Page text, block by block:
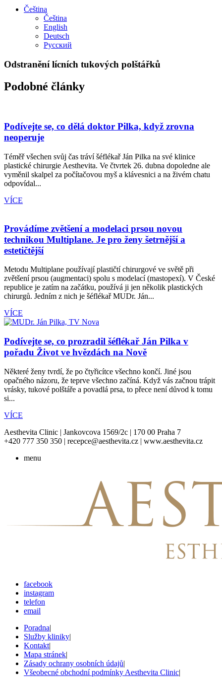
Čeština
Čeština
English
Deutsch
Русский
Odstranění lícních tukových polštářků
Podobné články
Podívejte se, co dělá doktor Pilka, když zrovna
neoperuje
Téměř všechen svůj čas tráví šéflékař Ján Pilka na své klinice
plastické chirurgie Aesthevita. Ve čtvrtek 26. dubna dopoledne ale
vyměnil skalpel za počítačovou myš a klávesnici a na živém chatu
odpovídal...
VÍCE
Provádíme zvětšení a modelaci prsou novou
technikou Multiplane. Je pro ženy šetrnější a
estetičtější
Metodu Multiplane používají plastičtí chirurgové ve světě při
zvětšení prsou (augmentaci) spolu s modelací (mastopexí). V České
republice je zatím na začátku, používá ji jen několik plastických
chirurgů. Jedním z nich je šéflékař MUDr. Ján...
VÍCE
Podívejte se, co prozradil šéflékař Ján Pilka v
pořadu Život ve hvězdách na Nově
Některé ženy tvrdí, že po čtyřicítce všechno končí. Jiné jsou
opačného názoru, že teprve všechno začíná. Když vás začnou trápit
vrásky, tukové polštáře a povadlá prsa, to přece není důvod k tomu
si...
VÍCE
Aesthevita Clinic | Jankovcova 1569/2c | 170 00 Praha 7
+420 777 350 350 | recepce@aesthevita.cz | www.aesthevita.cz
menu
facebook
instagram
telefon
email
Poradna|
Služby kliniky|
Kontakt|
Mapa stránek|
Zásady ochrany osobních údajů|
Všeobecné obchodní podmínky Aesthevita Clinic|